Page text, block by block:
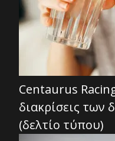
Centaurus
διακρίσεις των
(δελτίο τύπου)